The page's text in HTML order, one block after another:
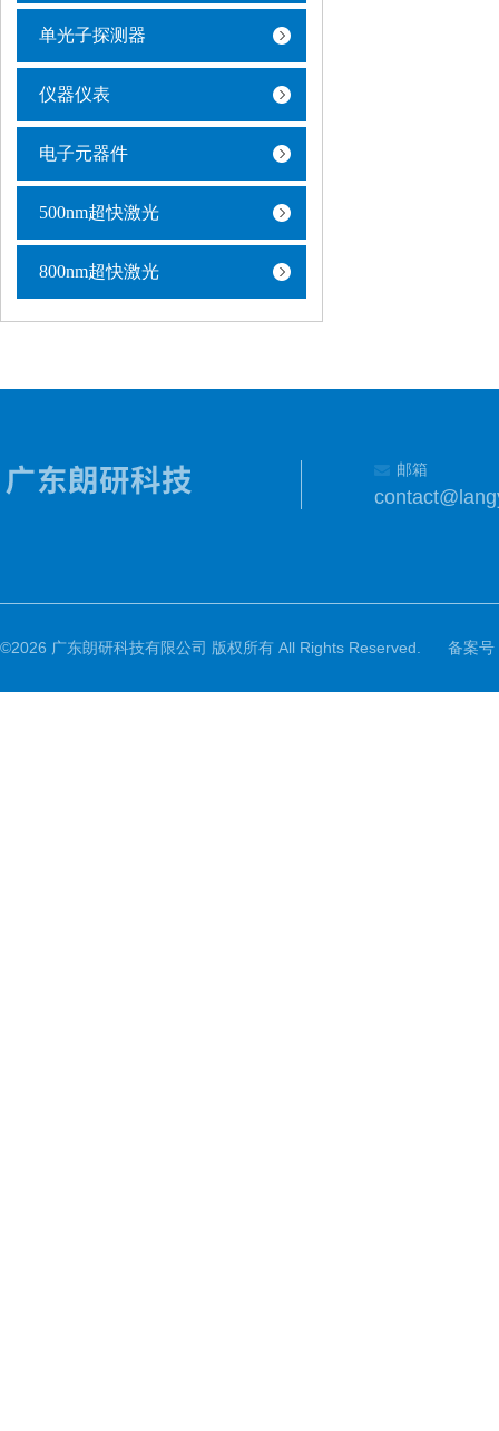
单光子探测器
仪器仪表
电子元器件
500nm超快激光
800nm超快激光
邮箱
©2026 广东朗研科技有限公司 版权所有 All Rights Reserved. 备案号